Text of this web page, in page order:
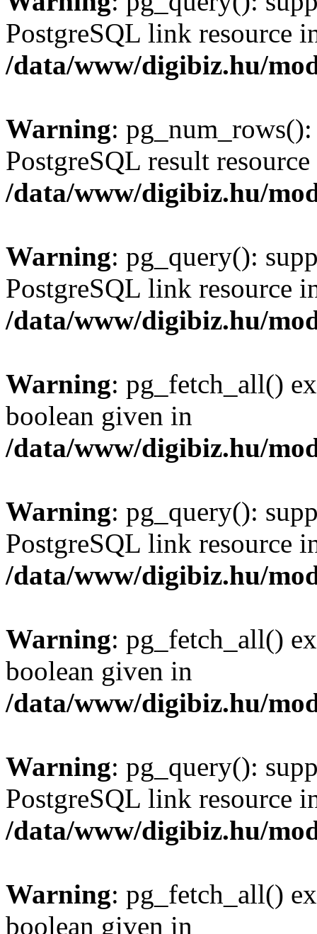
PostgreSQL link resource
/data/www/digibiz.hu/
Warning:
PostgreSQL result
/data/www/digibiz.hu/
Warning: pg_query():
PostgreSQL link resource
/data/www/digibiz.hu/
Warning: pg_fetch_all()
boolean given in
/data/www/digibiz.hu/
Warning: pg_query():
PostgreSQL link resource
/data/www/digibiz.hu/
Warning: pg_fetch_all()
boolean given in
/data/www/digibiz.hu/
Warning: pg_query():
PostgreSQL link resource
/data/www/digibiz.hu/
Warning: pg_fetch_all()
boolean given in